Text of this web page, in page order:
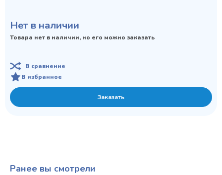
Нет в наличии
Товара нет в наличии, но его можно заказать
В сравнение
В избранное
Заказать
Ранее вы смотрели